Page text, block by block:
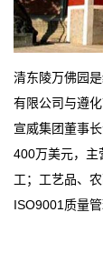
清东陵万佛园
有限公司与遵
宣威集团董事
400万美元，主
工；工艺品、
ISO9001质量
拥有4A级旅游